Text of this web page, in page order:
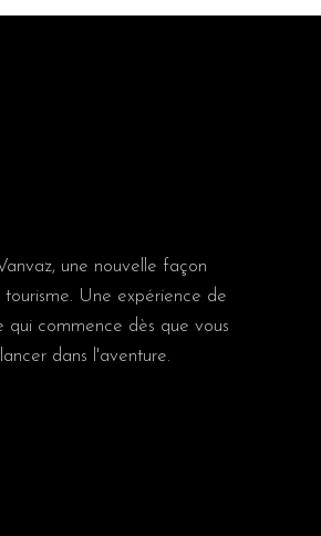
une nouvelle façon
Une expérience de
commence dès que vous
dans l'aventure.